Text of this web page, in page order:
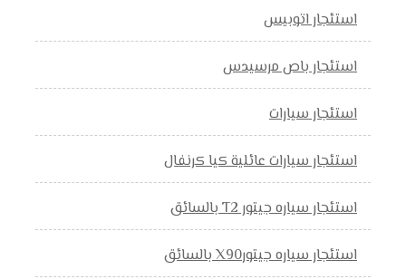
استئجار اتوبيس
استئجار باص مرسيدس
استئجار سيارات
استئجار سيارات عائلية كيا كرنفال
استئجار سياره جيتور T2 بالسائق
استئجار سياره جيتورX90 بالسائق